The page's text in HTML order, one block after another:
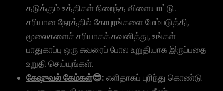
தடுக்கும் உத்திகள் நிறைந்த விளையாட்டு.
சரியான நேரத்தில் கோபுரங்களை மேம்படுத்தி,
மூலைகளைச் சரியாகக் கவனித்து, உங்கள்
பாதுகாப்பு ஒரு சுவரைப் போல உறுதியாக இருப்பதை
உறுதி செய்யுங்கள்.
கேஷுவல் கேம்கள்😎: எளிதாகப் புரிந்து கொண்டு